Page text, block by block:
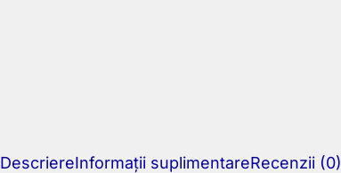
DescriereInformații suplimentareRecenzii (0)